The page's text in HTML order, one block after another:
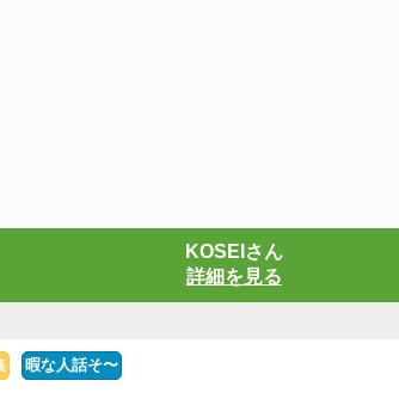
KOSEIさん
詳細を見る
暇な人話そ〜